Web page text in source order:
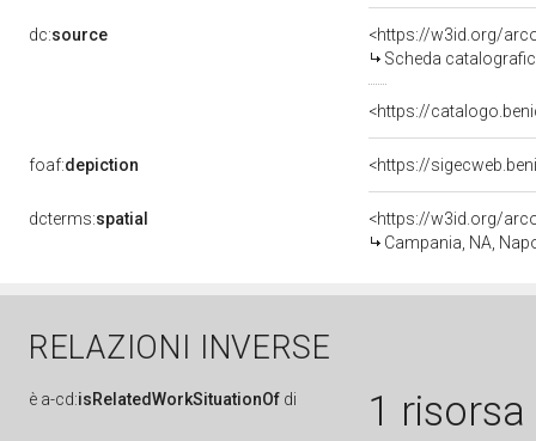
dc:source
<https://w3id.org/
Scheda
<https://
foaf:depiction <https://
dcterms:spatial
<https://w3id.org/
Campania, NA,
RELAZIONI INVERSE
è a-cd:isRelatedWorkSituationOf di 1 risorsa